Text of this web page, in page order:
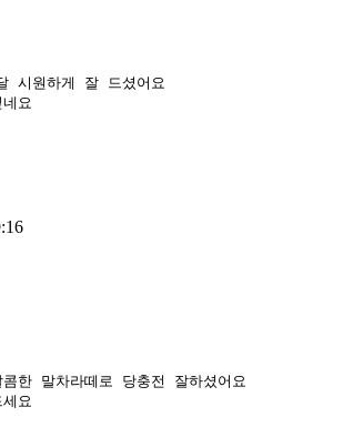
시원하게 잘 드셨어요
요
한 말차라떼로 당충전 잘하셨어요
요